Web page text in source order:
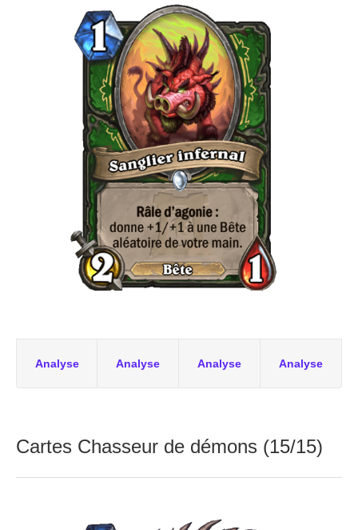
Analyse Analyse Analyse Analyse
Cartes Chasseur de démons (15/15)